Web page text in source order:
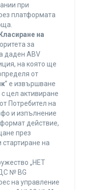
при
платформата
Класиране на
за
даден ABV
на която ще
от
” е извършване
с цел активиране
Потребител на
и изпълнение
действие,
през
на
„НЕТ
№ BG
на управление